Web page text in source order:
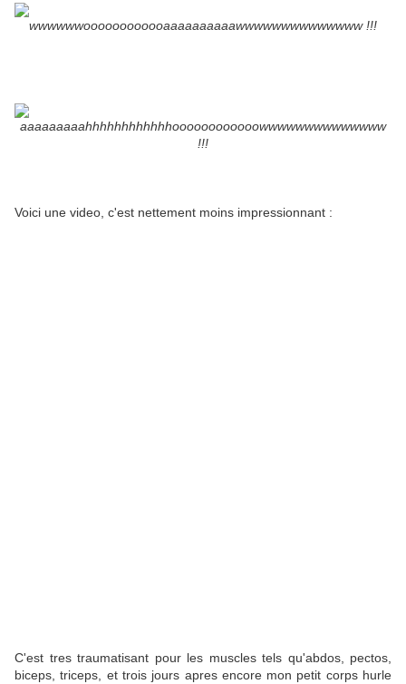
wwwwwwoooooooooooaaaaaaaaaawwwwwwwwwwwwww !!!
aaaaaaaaahhhhhhhhhhhhoooooooooooowwwwwwwwwwwwww
!!!
Voici une video, c'est nettement moins impressionnant :
C'est tres traumatisant pour les muscles tels qu'abdos, pectos,
biceps, triceps, et trois jours apres encore mon petit corps hurle